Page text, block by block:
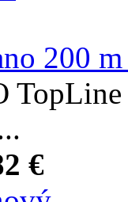
200
€